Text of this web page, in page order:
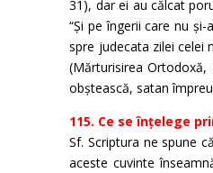
31), dar ei au călcat
“Și pe îngerii care nu
spre judecata zilei celei
(Mărturisirea
obștească, satan
115. Ce se înțelege
Sf. Scriptura ne spune
aceste cuvinte